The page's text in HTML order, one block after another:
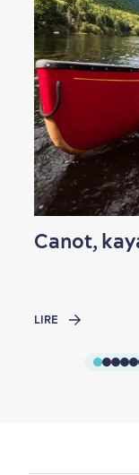
Canot,
LIRE